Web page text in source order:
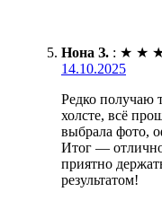
Нона З. : ★ ★
14.10.2025
Редко получаю
холсте, всё
выбрала фото,
Итог —
приятно
результатом!